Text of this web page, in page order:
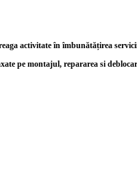
activitate în îmbunătățirea
pe montajul, repararea si